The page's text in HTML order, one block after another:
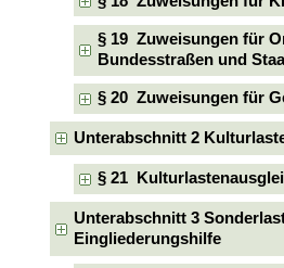
§ 19 Zuweisungen für
Bundesstraßen und
§ 20 Zuweisungen für
Unterabschnitt 2
§ 21
Unterabschnitt 3
Eingliederungshilfe